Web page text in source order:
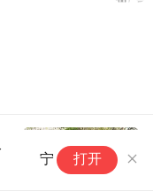
打开